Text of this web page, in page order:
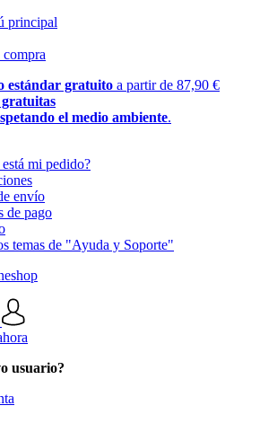
principal
compra
estándar gratuito a partir de 87,90 €
gratuitas
el medio ambiente.
mi pedido?
envío
de pago
temas de "Ayuda y Soporte"
usuario?